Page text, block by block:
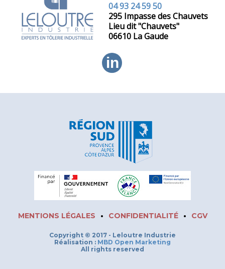
04 93 24 59 50
295 Impasse des Chauvets
Lieu dit "Chauvets"
06610 La Gaude
in
MENTIONS LÉGALES • CONFIDENTIALITÉ • CGV
Copyright © 2017 - Leloutre Industrie
Réalisation : MBD Open Marketing
All rights reserved